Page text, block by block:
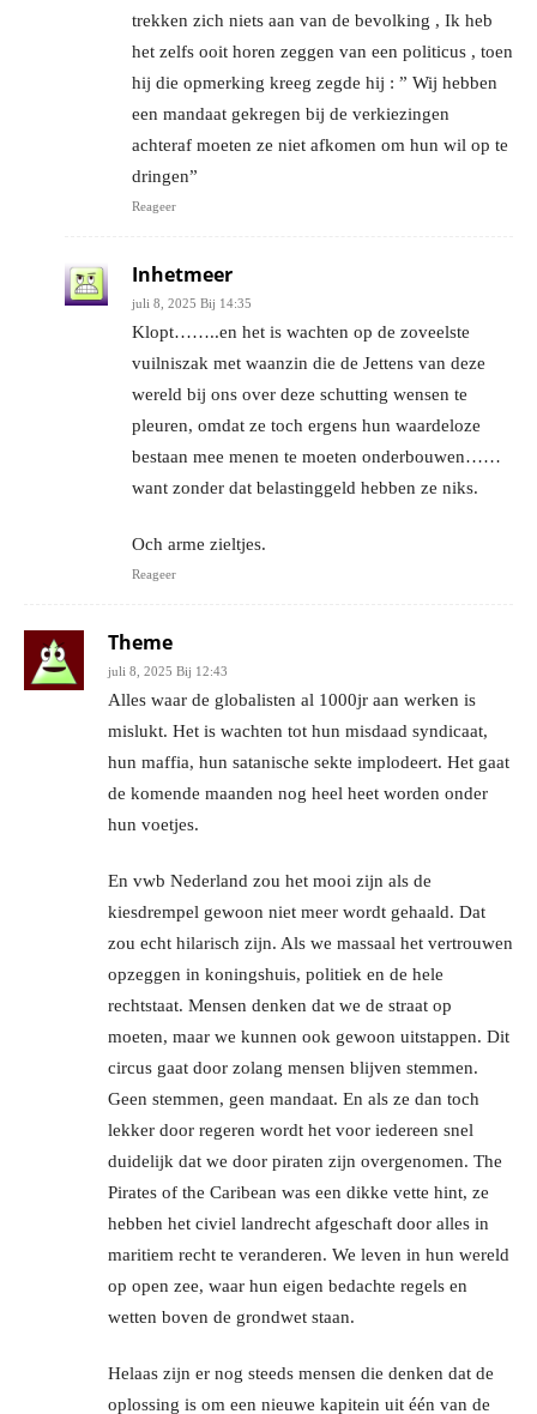
trekken zich niets aan van de bevolking , Ik heb
het zelfs ooit horen zeggen van een politicus , toen
hij die opmerking kreeg zegde hij : ” Wij hebben
een mandaat gekregen bij de verkiezingen
achteraf moeten ze niet afkomen om hun wil op te
dringen”
Reageer
Inhetmeer
juli 8, 2025 Bij 14:35
Klopt……..en het is wachten op de zoveelste
vuilniszak met waanzin die de Jettens van deze
wereld bij ons over deze schutting wensen te
pleuren, omdat ze toch ergens hun waardeloze
bestaan mee menen te moeten onderbouwen……
want zonder dat belastinggeld hebben ze niks.
Och arme zieltjes.
Reageer
Theme
juli 8, 2025 Bij 12:43
Alles waar de globalisten al 1000jr aan werken is
mislukt. Het is wachten tot hun misdaad syndicaat,
hun maffia, hun satanische sekte implodeert. Het gaat
de komende maanden nog heel heet worden onder
hun voetjes.
En vwb Nederland zou het mooi zijn als de
kiesdrempel gewoon niet meer wordt gehaald. Dat
zou echt hilarisch zijn. Als we massaal het vertrouwen
opzeggen in koningshuis, politiek en de hele
rechtstaat. Mensen denken dat we de straat op
moeten, maar we kunnen ook gewoon uitstappen. Dit
circus gaat door zolang mensen blijven stemmen.
Geen stemmen, geen mandaat. En als ze dan toch
lekker door regeren wordt het voor iedereen snel
duidelijk dat we door piraten zijn overgenomen. The
Pirates of the Caribean was een dikke vette hint, ze
hebben het civiel landrecht afgeschaft door alles in
maritiem recht te veranderen. We leven in hun wereld
op open zee, waar hun eigen bedachte regels en
wetten boven de grondwet staan.
Helaas zijn er nog steeds mensen die denken dat de
oplossing is om een nieuwe kapitein uit één van de